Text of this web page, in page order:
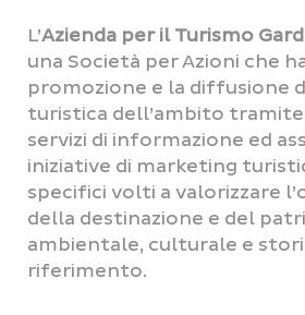
L’Azienda per il Turismo
una Società per Azioni che
promozione e la diffusione
turistica dell’ambito tramite
servizi di informazione ed
iniziative di marketing
specifici volti a valorizzare
della destinazione e del
ambientale, culturale e
riferimento.